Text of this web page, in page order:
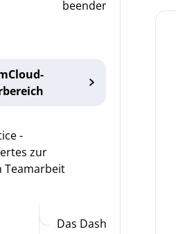
beenden
-
zur
Teamarbeit
Das Dashboard